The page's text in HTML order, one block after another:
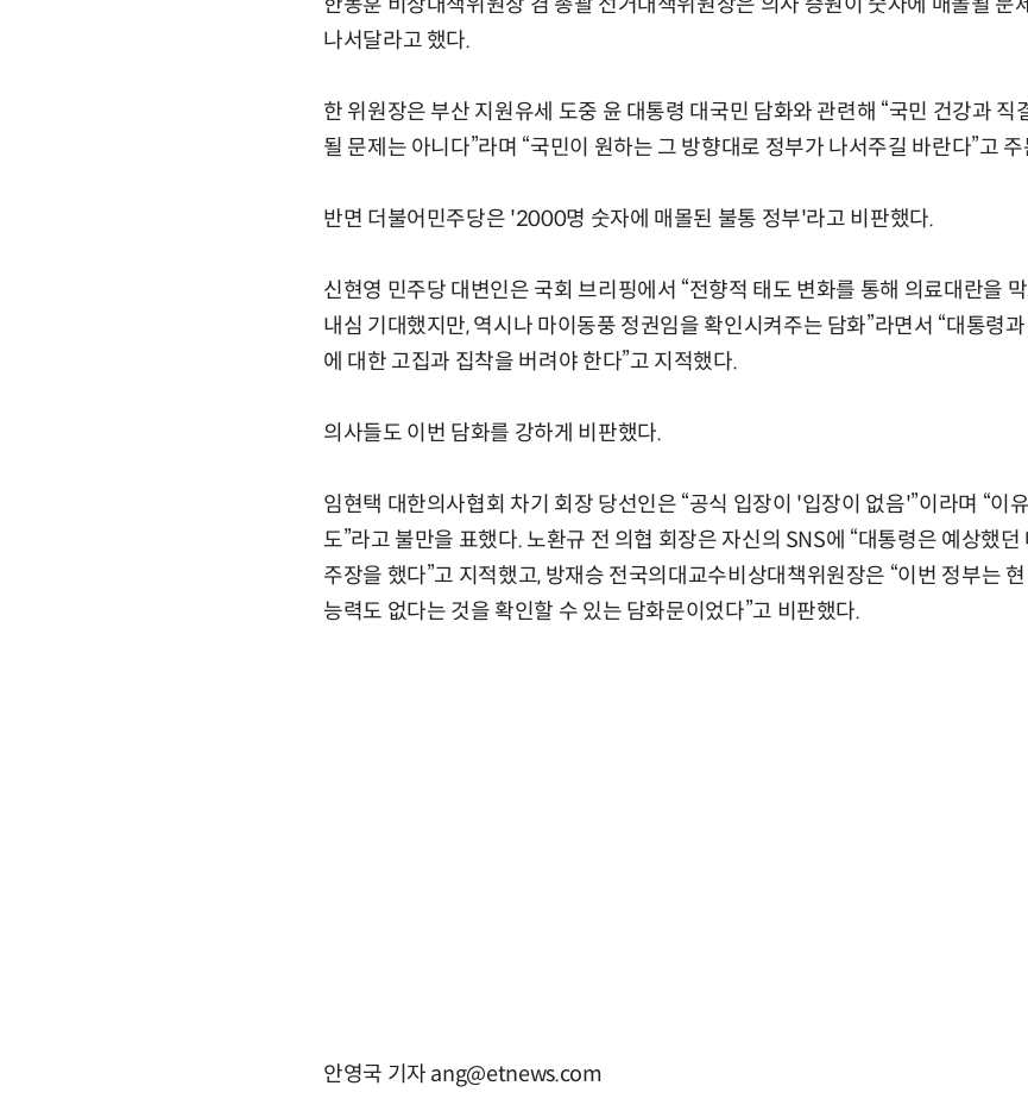
나서달라고 했다.
한 위원장은 부산 지원유세 도중 윤 대통령 대국민 담화와 관련해 “국민 건강과
될 문제는 아니다”라며 “국민이 원하는 그 방향대로 정부가 나서주길 바란다”고
반면 더불어민주당은 '2000명 숫자에 매몰된 불통 정부'라고 비판했다.
신현영 민주당 대변인은 국회 브리핑에서 “전향적 태도 변화를 통해 의료대란을
내심 기대했지만, 역시나 마이동풍 정권임을 확인시켜주는 담화”라면서 “대통령
에 대한 고집과 집착을 버려야 한다”고 지적했다.
의사들도 이번 담화를 강하게 비판했다.
임현택 대한의사협회 차기 회장 당선인은 “공식 입장이 '입장이 없음'”이라며 “이
도”라고 불만을 표했다. 노환규 전 의협 회장은 자신의 SNS에 “대통령은 예상했
주장을 했다”고 지적했고, 방재승 전국의대교수비상대책위원장은 “이번 정부는
능력도 없다는 것을 확인할 수 있는 담화문이었다”고 비판했다.
안영국 기자 ang@etnews.com